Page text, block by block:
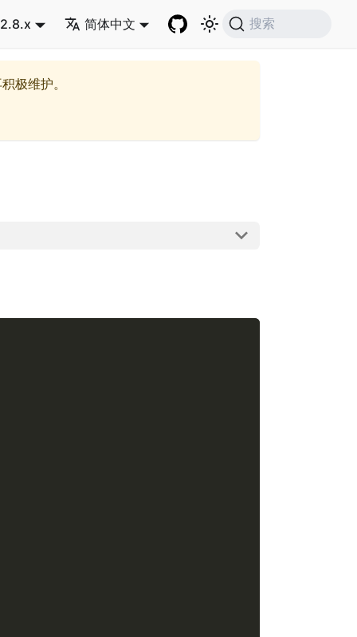
2.8.x 简体中文 搜索
极维护。